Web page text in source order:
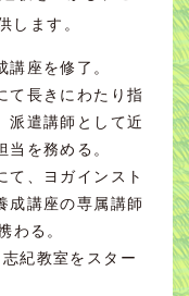
ます。
座を修了。
て長きにわたり指
派遣講師として近
を務める。
て、ヨガインスト
成講座の専属講師
わる。
紀教室をスター